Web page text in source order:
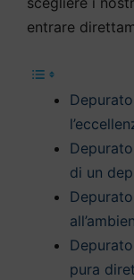
entrare
di un
pura